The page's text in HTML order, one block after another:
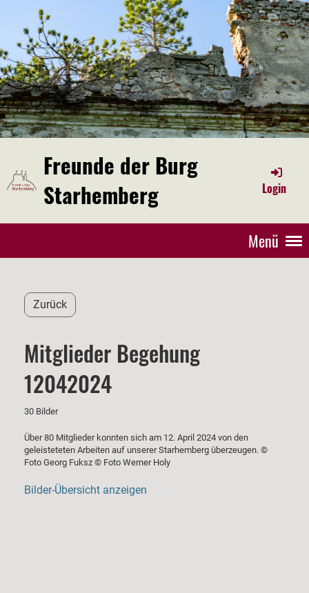
Freunde der Burg
Starhemberg
Login
Menü
Zurück
Mitglieder Begehung
12042024
30 Bilder
Über 80 Mitglieder konnten sich am 12. April 2024 von den
geleisteteten Arbeiten auf unserer Starhemberg überzeugen. ©
Foto Georg Fuksz © Foto Werner Holy
Bilder-Übersicht anzeigen